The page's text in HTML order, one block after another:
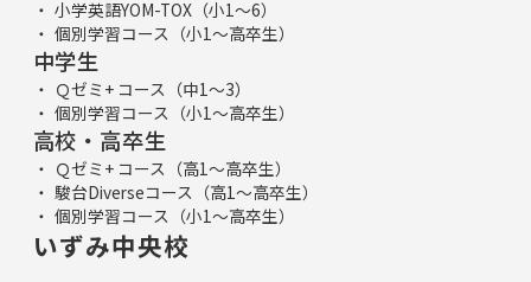
小学英語YOM-TOX（小1～6）
個別学習コース（小1～高卒生）
中学生
Ｑゼミ+ コース（中1～3）
個別学習コース（小1～高卒生）
高校・高卒生
Ｑゼミ+ コース（高1～高卒生）
駿台Diverseコース（高1～高卒生）
個別学習コース（小1～高卒生）
いずみ中央校